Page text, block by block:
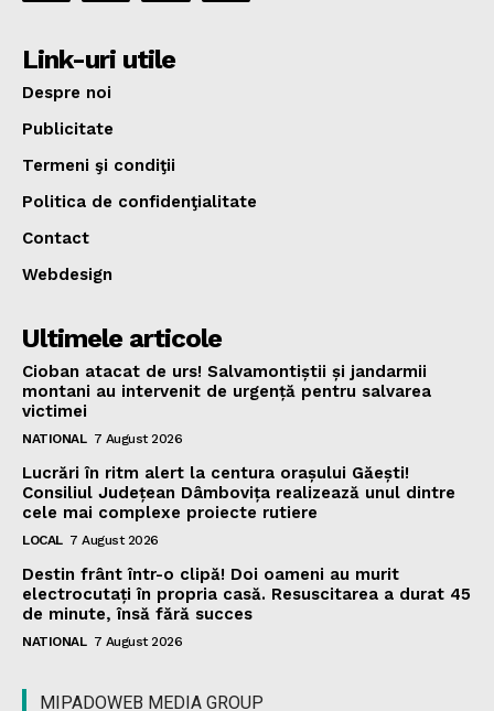
Link-uri utile
Despre noi
Publicitate
Termeni şi condiţii
Politica de confidenţialitate
Contact
Webdesign
Ultimele articole
Cioban atacat de urs! Salvamontiștii și jandarmii
montani au intervenit de urgență pentru salvarea
victimei
NATIONAL 7 August 2026
Lucrări în ritm alert la centura orașului Găești!
Consiliul Județean Dâmbovița realizează unul dintre
cele mai complexe proiecte rutiere
LOCAL 7 August 2026
Destin frânt într-o clipă! Doi oameni au murit
electrocutați în propria casă. Resuscitarea a durat 45
de minute, însă fără succes
NATIONAL 7 August 2026
MIPADOWEB MEDIA GROUP